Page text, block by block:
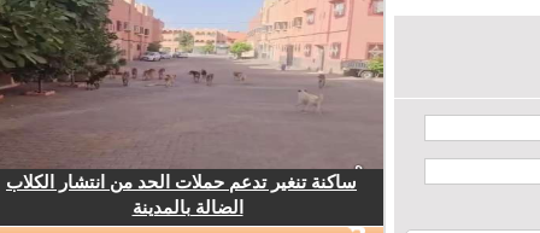
ساكنة تنغير تدعم حملات الحد من انتشار الكلاب
الضالة بالمدينة